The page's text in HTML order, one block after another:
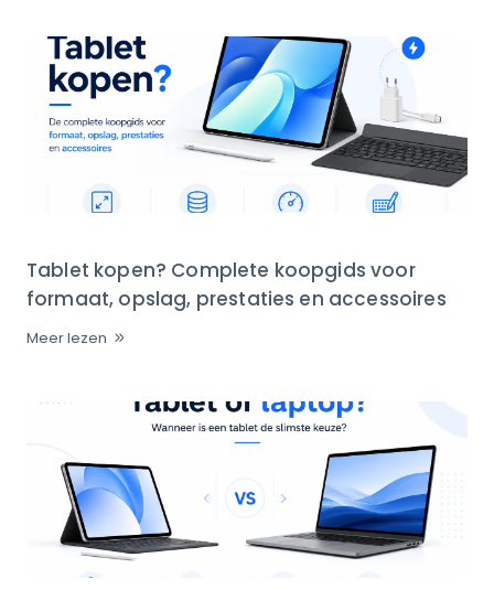
Tablet kopen? Complete koopgids voor
formaat, opslag, prestaties en accessoires
Meer lezen